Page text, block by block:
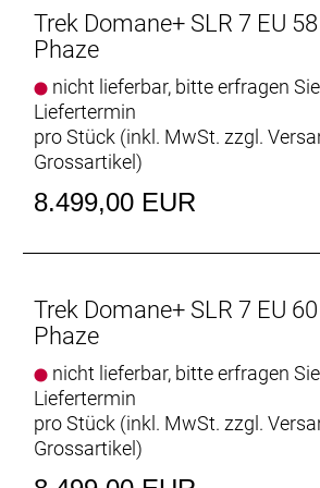
Kompaktes, leises und kraftvolles
supereffizient und überzeugt mit
herausragenden Verhältnis aus
und Geschwindigkeit. Er ist
flüsterleise und unterstützt auf
natürliche Weise bis 25 km/h.
OCLV Carbon und einem smarten
das Domane+ SLR unser
Zeiten.
Für die Langstrecke geschaffen
Ein im Unterrohr integrierter Akku
Kapazität sorgt im Eco-Modus für
Trek Domane+ SLR 7 EU
Phaze
nicht lieferbar, bitte erfragen
Liefertermin
pro Stück (inkl. MwSt. zzgl.
Grossartikel)
8.499,00 EUR
Trek Domane+ SLR 7 EU
Phaze
nicht lieferbar, bitte erfragen
Liefertermin
pro Stück (inkl. MwSt. zzgl.
Grossartikel)